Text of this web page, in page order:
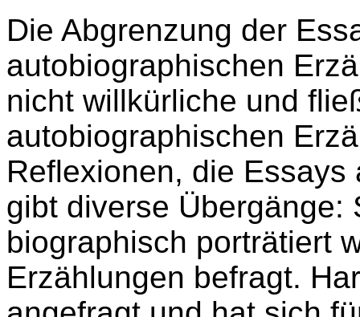
Die Abgrenzung der
autobiographischen
nicht willkürliche und
autobiographischen
Reflexionen, die
gibt diverse Übergänge:
biographisch porträtiert
Erzählungen befragt.